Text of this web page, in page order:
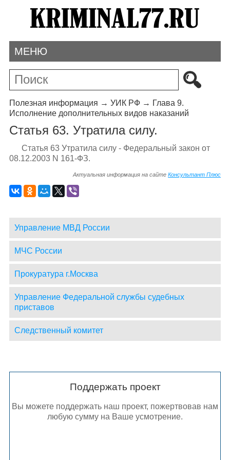
МЕНЮ
Полезная информация → УИК РФ→ Глава 9.
Исполнение дополнительных видов наказаний
Статья 63. Утратила силу.
Статья 63 Утратила силу - Федеральный закон от
08.12.2003 N 161-ФЗ.
Актуальная информация на сайтеКонсультант Плюс
Управление МВД России
МЧС России
Прокуратура г.Москва
Управление Федеральной службы судебных
приставов
Следственный комитет
Поддержать проект
Вы можете поддержать наш проект, пожертвовав нам
любую сумму на Ваше усмотрение.